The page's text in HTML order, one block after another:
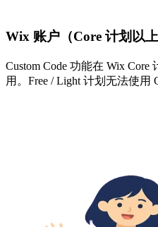
Wix 账户（Core 计划以上
Custom Code 功能在 Wix
用。Free / Light 计划无法使用